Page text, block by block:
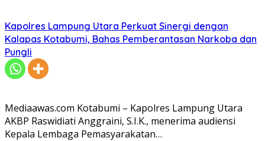
Kapolres Lampung Utara Perkuat Sinergi dengan
Kalapas Kotabumi, Bahas Pemberantasan Narkoba dan
Pungli
Mediaawas.com Kotabumi – Kapolres Lampung Utara
AKBP Raswidiati Anggraini, S.I.K., menerima audiensi
Kepala Lembaga Pemasyarakatan…